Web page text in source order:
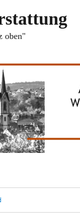
oben"